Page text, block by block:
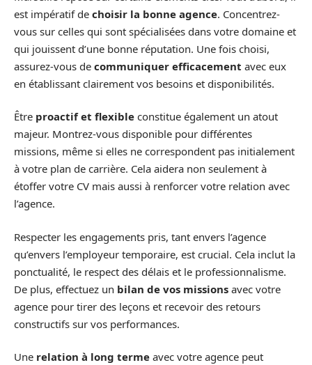
est impératif de choisir la bonne agence. Concentrez-
vous sur celles qui sont spécialisées dans votre domaine et
qui jouissent d’une bonne réputation. Une fois choisi,
assurez-vous de communiquer efficacement avec eux
en établissant clairement vos besoins et disponibilités.
Être proactif et flexible constitue également un atout
majeur. Montrez-vous disponible pour différentes
missions, même si elles ne correspondent pas initialement
à votre plan de carrière. Cela aidera non seulement à
étoffer votre CV mais aussi à renforcer votre relation avec
l’agence.
Respecter les engagements pris, tant envers l’agence
qu’envers l’employeur temporaire, est crucial. Cela inclut la
ponctualité, le respect des délais et le professionnalisme.
De plus, effectuez un bilan de vos missions avec votre
agence pour tirer des leçons et recevoir des retours
constructifs sur vos performances.
Une relation à long terme avec votre agence peut